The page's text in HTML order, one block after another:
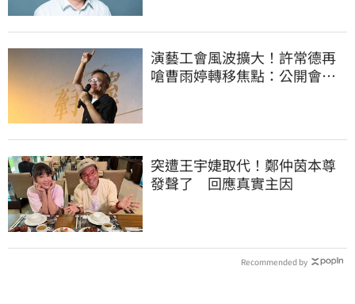
演藝工會風波擴大！許常德再
嗆曹雨婷轉移焦點：公開會費
突遭王宇婕取代！鄭仲茵本尊
發聲了 回應真實主因
Recommended by